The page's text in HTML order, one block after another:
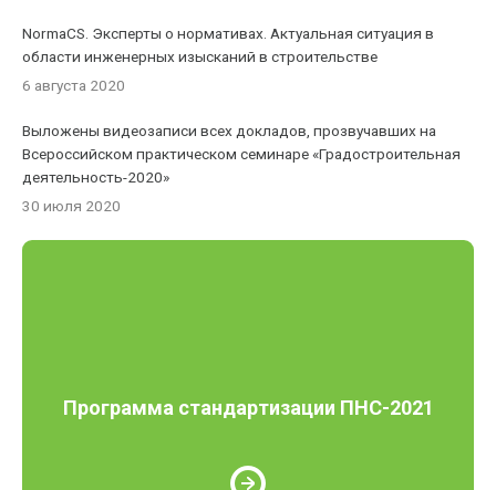
NormaCS. Эксперты о нормативах. Актуальная ситуация в
области инженерных изысканий в строительстве
6 августа 2020
Выложены видеозаписи всех докладов, прозвучавших на
Всероссийском практическом семинаре «Градостроительная
деятельность-2020»
30 июля 2020
Программа стандартизации ПНС-2021